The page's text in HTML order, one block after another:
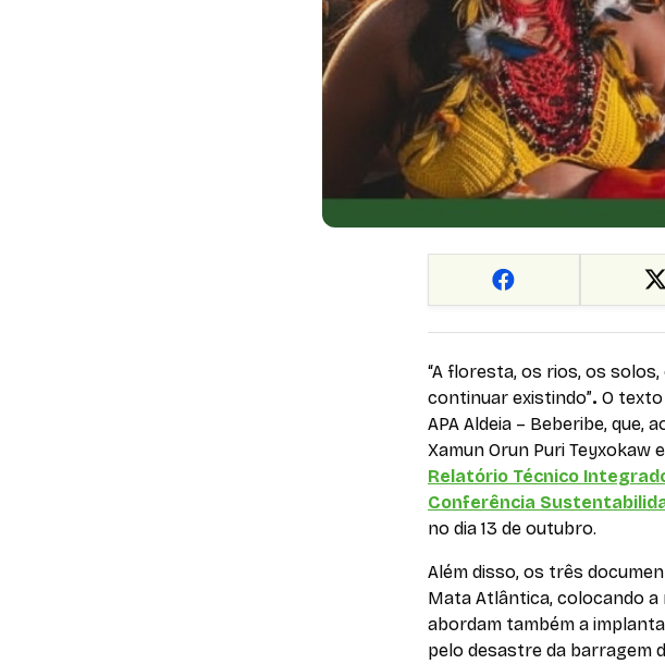
“A floresta, os rios, os
continuar existindo”. O
APA Aldeia – Beberibe, que,
Xamun Orun Puri Teyxokaw
Relatório Técnico
Conferência
no dia 13 de outubro.
Além disso, os três
Mata Atlântica, colocando
abordam também a
pelo desastre da barragem